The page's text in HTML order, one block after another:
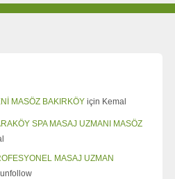
MASÖZ BAKIRKÖY için Kemal
SPA MASAJ UZMANI MASÖZ
MASAJ UZMAN
unfollow